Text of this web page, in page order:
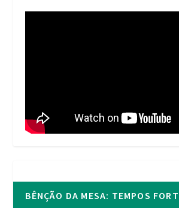
BÊNÇÃO DA MESA: TEMPOS